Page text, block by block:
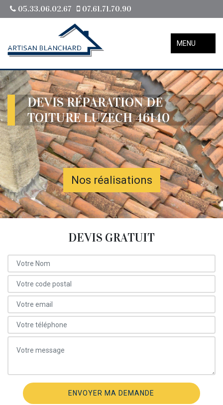
05.33.06.02.67 07.61.71.70.90
MENU
DEVIS RÉPARATION DE
TOITURE LUZECH 46140
Nos réalisations
DEVIS GRATUIT